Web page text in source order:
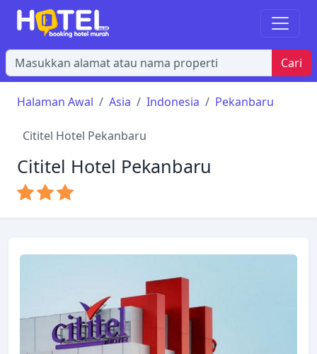
Cari
Halaman Awal Asia Indonesia Pekanbaru
Cititel Hotel Pekanbaru
Cititel Hotel Pekanbaru